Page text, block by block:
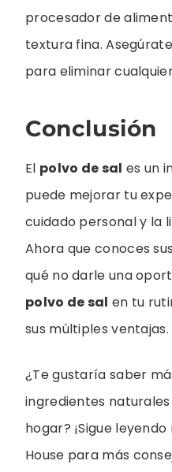
procesador de
textura fina.
para eliminar
Conclusión
El polvo de sal es un
puede mejorar tu
cuidado personal y la
Ahora que conoces
qué no darle una
polvo de sal en tu
sus múltiples ventajas.
¿Te gustaría saber
ingredientes
hogar? ¡Sigue
House para más